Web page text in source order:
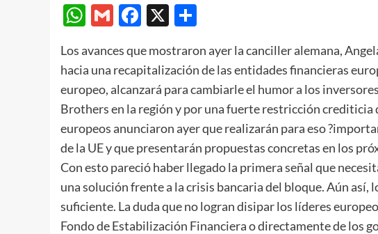
WhatsApp
GmailFacebook
X
Los avances que mostraron ayer la canciller alemana,
hacia una recapitalización de las entidades financieras
europeo, alcanzará para cambiarle el humor a los
Brothers en la región y por una fuerte restricción crediticia
europeos anunciaron ayer que realizarán para eso
de la UE y que presentarán propuestas concretas en los
Con esto pareció haber llegado la primera señal que
una solución frente a la crisis bancaria del bloque. Aún así,
suficiente. La duda que no logran disipar los líderes
Fondo de Estabilización Financiera o directamente de los